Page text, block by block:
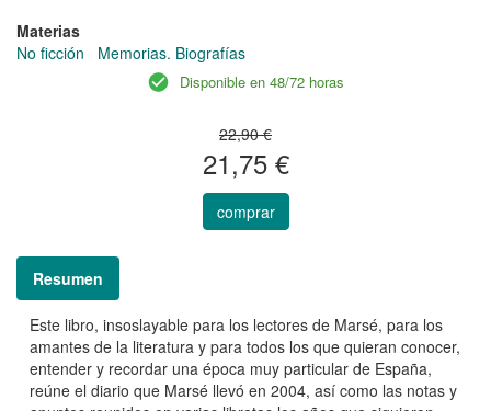
Materias
No ficción
Memorias. Biografías
Disponible en 48/72 horas
22,90 €
21,75 €
comprar
Resumen
Este libro, insoslayable para los lectores de Marsé, para los
amantes de la literatura y para todos los que quieran conocer,
entender y recordar una época muy particular de España,
reúne el diario que Marsé llevó en 2004, así como las notas y